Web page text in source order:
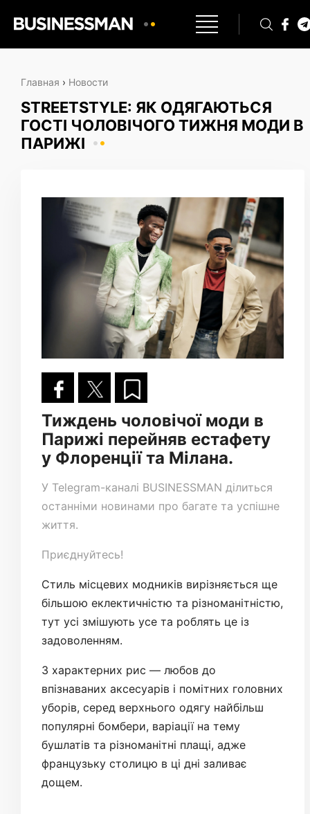
Главная › Новости
STREETSTYLE: ЯК ОДЯГАЮТЬСЯ
ГОСТІ ЧОЛОВІЧОГО ТИЖНЯ МОДИ В
ПАРИЖІ
Тиждень чоловічої моди в
Парижі перейняв естафету
у Флоренції та Мілана.
У Telegram-каналі BUSINESSMAN ділиться
останніми новинами про багате та успішне
життя.
Приєднуйтесь!
Стиль місцевих модників вирізняється ще
більшою еклектичністю та різноманітністю,
тут усі змішують усе та роблять це із
задоволенням.
З характерних рис — любов до
впізнаваних аксесуарів і помітних головних
уборів, серед верхнього одягу найбільш
популярні бомбери, варіації на тему
бушлатів та різноманітні плащі, адже
французьку столицю в ці дні заливає
дощем.